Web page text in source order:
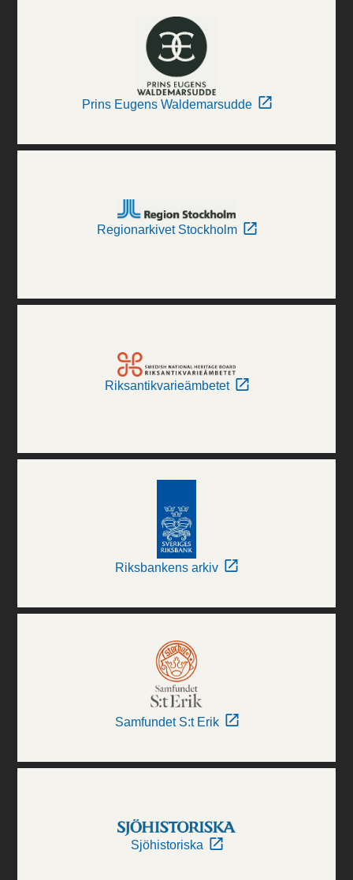
Prins Eugens Waldemarsudde
Regionarkivet Stockholm
Riksantikvarieämbetet
Riksbankens arkiv
Samfundet S:t Erik
Sjöhistoriska